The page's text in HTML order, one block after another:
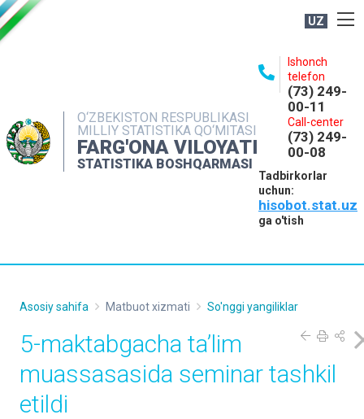
UZ
O‘ZBEKISTON RESPUBLIKASI
MILLIY STATISTIKA QO‘MITASI
FARG'ONA VILOYATI
STATISTIKA BOSHQARMASI
Ishonch
telefon
(73) 249-
00-11
Call-center
(73) 249-
00-08
Tadbirkorlar
uchun:
hisobot.stat.uz
ga o'tish
NASHRLAR
INTERAKTIV XIZMATLAR
MATBUOT XIZMATI
Asosiy sahifa Matbuot xizmati So'nggi yangiliklar
5-maktabgacha ta’lim
muassasasida seminar tashkil
etildi